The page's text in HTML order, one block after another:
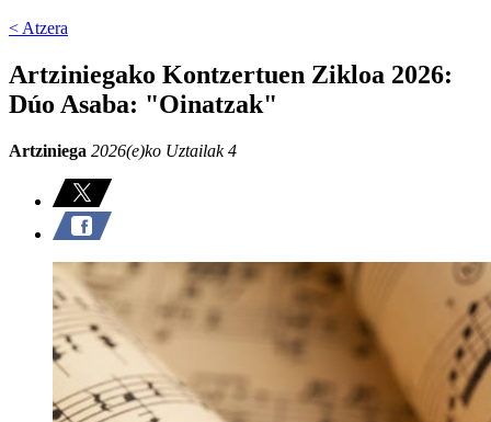
< Atzera
Artziniegako Kontzertuen Zikloa 2026:
Dúo Asaba: "Oinatzak"
Artziniega 2026(e)ko Uztailak 4